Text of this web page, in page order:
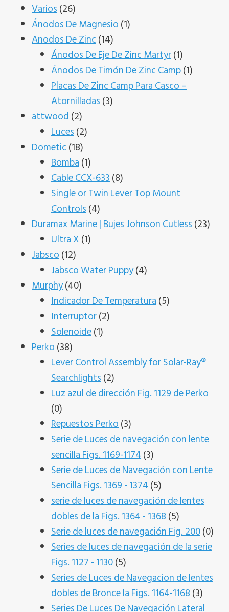
Varios 2626
productos
Ánodos De Magnesio 11
Anodos De Zinc 1414
productos
Ánodos De Eje De Zinc Martyr 11
producto
Ánodos De Timón De Zinc Camp 11
Placas De Zinc Camp Para Casco –
Atornilladas 33
attwood 22
productos
Luces 22
Dometic 1818
productos
Bomba 11
producto
Cable CCX-633 88
productos
Single or Twin Lever Top Mount
Controls 44
productos
Duramax Marine | Bujes Johnson Cutless 2323
Ultra X 11
Jabsco 1212
productos
Jabsco Water Puppy 44
Murphy 4040
productos
Indicador De Temperatura 55
Interruptor 22
Solenoide 11
Perko 3838
productos
Lever Control Assembly for Solar-Ray®
Searchlights 22
productos
Luz azul de dirección Fig. 1129 de Perko
00
productos
Repuestos Perko 33
productos
Serie de Luces de navegación con lente
sencilla Figs. 1169-1174 33
productos
Serie de Luces de Navegación con Lente
Sencilla Figs. 1369 - 1374 55
productos
serie de luces de navegación de lentes
dobles de la Figs. 1364 - 1368 55
productos
Serie de luces de navegación Fig. 200 00
Series de luces de navegación de la serie
Figs. 1127 - 1130 55
productos
Series de Luces de Navegacion de lentes
dobles de Bronce la Figs. 1164-1168 33
Series De Luces De Navegación Lateral